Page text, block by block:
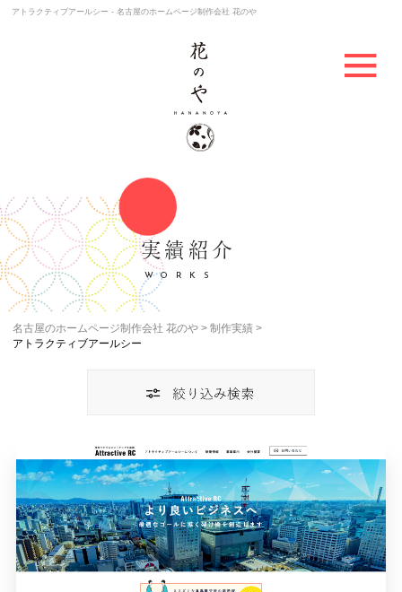
アトラクティブアールシー - 名古屋のホームページ制作会社 花のや
実績紹介
WORKS
名古屋のホームページ制作会社 花のや
制作実績
アトラクティブアールシー